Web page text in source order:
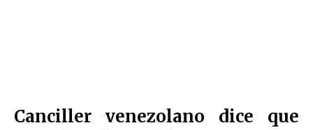
Canciller venezolano dice que